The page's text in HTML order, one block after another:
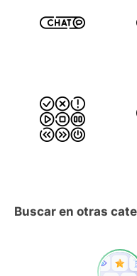
Buscar en otras